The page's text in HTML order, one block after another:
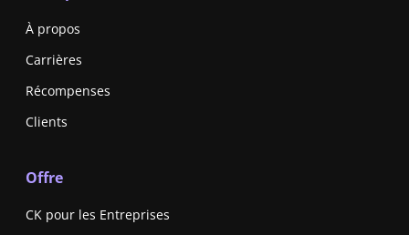
À propos
Carrières
Récompenses
Clients
Offre
CK pour les Entreprises